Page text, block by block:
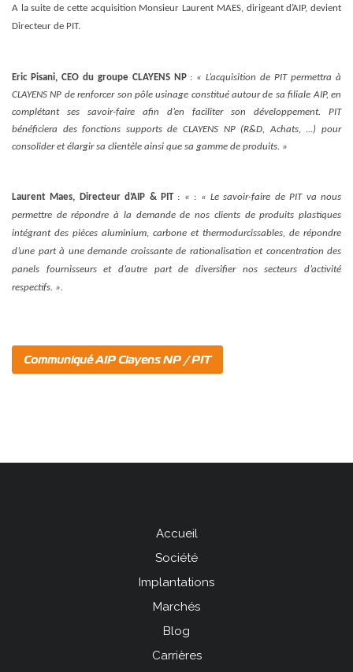
A la suite de cette acquisition Monsieur Laurent MAES, dirigeant d’AIP, devient
Directeur de PIT.
Eric Pisani, CEO du groupe CLAYENS NP : « L’acquisition de PIT permettra à
CLAYENS NP de renforcer son pôle usinage constitué autour de sa filiale AIP, en
complétant ses savoir-faire afin d’en faciliter son développement. PIT
bénéficiera des fonctions supports de CLAYENS NP (R&D, Achats, ...) pour
consolider et élargir sa clientèle ainsi que sa gamme de produits. »
Laurent Maes, Directeur d’AIP & PIT: « : « Le savoir-faire de PIT va nous
permettre de répondre à la demande de nos clients de produits plastiques
intégrant des pièces aluminium, carbone et thermodurcissables, de répondre
d’une part à une demande croissante de rationalisation et concentration des
panels fournisseurs et d’autre part de diversifier nos secteurs d’activité
respectifs. ».
Communiqué AIP Clayens NP / PIT
Accueil
Société
Implantations
Marchés
Blog
Carrières